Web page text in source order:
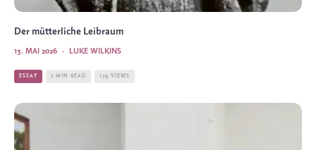
Der mütterliche Leibraum
LUKE WILKINS
·
13. MAI 2026
ESSAY 7 MIN READ 179 VIEWS